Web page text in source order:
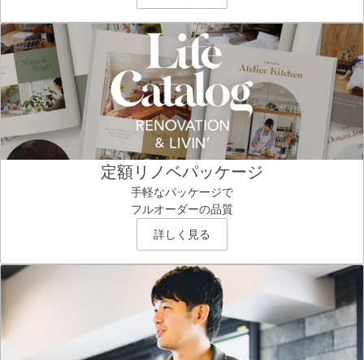
定額リノベパッケージ
手軽なパッケージで
フルオーダーの品質
詳しく見る